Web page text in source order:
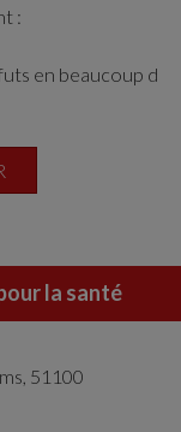
:
en beaucoup d
la santé
51100